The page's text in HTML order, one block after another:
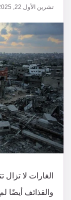
تشرين الأول 22, 2025
الغارات لا
والقذائف أيضًا